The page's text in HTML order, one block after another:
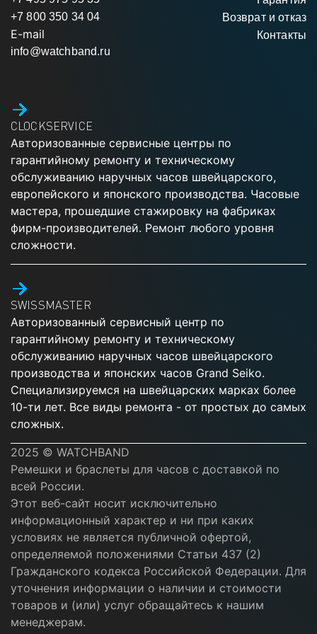
+7 800 350 34 04
E-mail
info@watchband.ru
Возврат и отказ
Контакты
CLOCKSERVICE
Авторизованные сервисные центры по
гарантийному ремонту и техническому
обслуживанию наручных часов швейцарского,
европейского и японского производства. Часовые
мастера, прошедшие стажировку на фабриках
фирм-производителей. Ремонт любого уровня
сложности.
SWISSMASTER
Авторизованный сервисный центр по
гарантийному ремонту и техническому
обслуживанию наручных часов швейцарского
производства и японских часов Grand Seiko.
Специализируемся на швейцарских марках более
10-ти лет. Все виды ремонта - от простых до самых
сложных.
2025 © WATCHBAND
Ремешки и браслеты для часов с доставкой по
всей России.
Этот веб-сайт носит исключительно
информационный характер и ни при каких
условиях не является публичной офертой,
определяемой положениями Статьи 437 (2)
Гражданского кодекса Российской Федерации. Для
уточнения информации о наличии и стоимости
товаров и (или) услуг обращайтесь к нашим
менеджерам.